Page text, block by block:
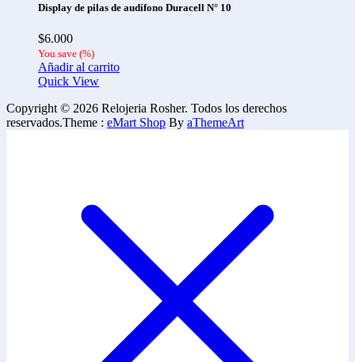
Display de pilas de audífono Duracell N° 10
$6.000
You save (%)
Añadir al carrito
Quick View
Copyright © 2026 Relojeria Rosher. Todos los derechos
reservados.Theme : eMart Shop By aThemeArt